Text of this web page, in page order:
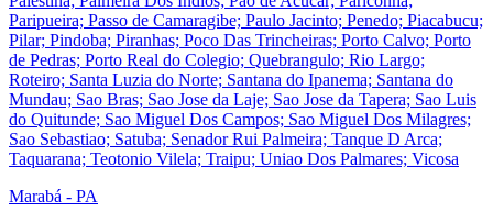
Paripueira; Passo de Camaragibe; Paulo Jacinto; Penedo; Piacabucu;
Pilar; Pindoba; Piranhas; Poco Das Trincheiras; Porto Calvo; Porto
de Pedras; Porto Real do Colegio; Quebrangulo; Rio Largo;
Roteiro; Santa Luzia do Norte; Santana do Ipanema; Santana do
Mundau; Sao Bras; Sao Jose da Laje; Sao Jose da Tapera; Sao Luis
do Quitunde; Sao Miguel Dos Campos; Sao Miguel Dos Milagres;
Sao Sebastiao; Satuba; Senador Rui Palmeira; Tanque D Arca;
Taquarana; Teotonio Vilela; Traipu; Uniao Dos Palmares; Vicosa
Marabá - PA